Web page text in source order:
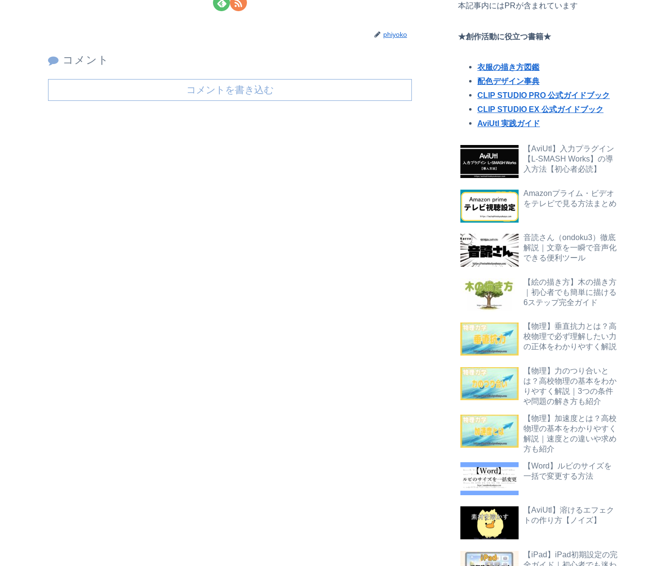
phiyoko
コメント
コメントを書き込む
本記事内にはPRが含まれています
★創作活動に役立つ書籍★
衣服の描き方図鑑
配色デザイン事典
CLIP STUDIO PRO 公式ガイドブック
CLIP STUDIO EX 公式ガイドブック
AviUtl 実践ガイド
【AviUtl】入力プラグイン
【L-SMASH Works】の導
入方法【初心者必読】
Amazonプライム・ビデオ
をテレビで見る方法まとめ
音読さん（ondoku3）徹底
解説｜文章を一瞬で音声化
できる便利ツール
【絵の描き方】木の描き方
｜初心者でも簡単に描ける
6ステップ完全ガイド
【物理】垂直抗力とは？高
校物理で必ず理解したい力
の正体をわかりやすく解説
【物理】力のつり合いと
は？高校物理の基本をわか
りやすく解説｜3つの条件
や問題の解き方も紹介
【物理】加速度とは？高校
物理の基本をわかりやすく
解説｜速度との違いや求め
方も紹介
【Word】ルビのサイズを
一括で変更する方法
【AviUtl】溶けるエフェク
トの作り方【ノイズ】
【iPad】iPad初期設定の完